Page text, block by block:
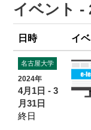
イベント -
日時 イ
名古屋大学
2024年
4月1日 - 3
月31日
終日